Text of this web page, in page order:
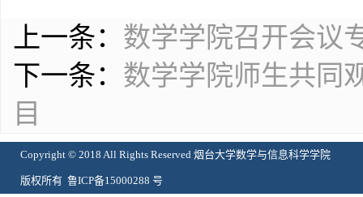
上一条： 数学学院召开会议
下一条： 数学学院师生共同
目
Copyright © 2018 All Rights Reserved 烟台大学数学与信息科学学院
版权所有 鲁ICP备15000288 号